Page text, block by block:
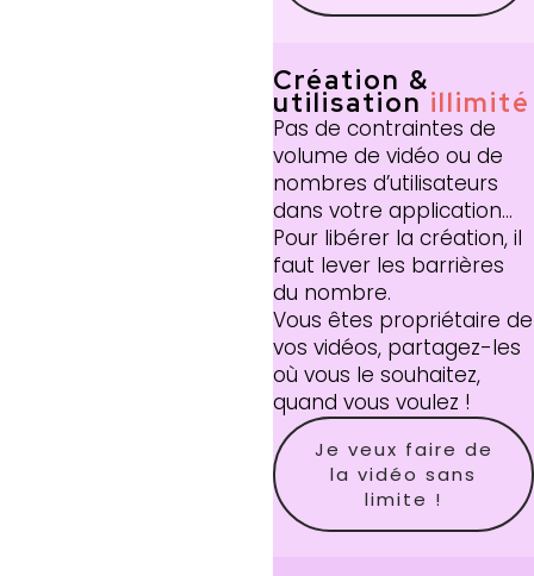
Création &
utilisation illimité
Pas de contraintes de
volume de vidéo ou de
nombres d’utilisateurs
dans votre application…
Pour libérer la création, il
faut lever les barrières
du nombre.
Vous êtes propriétaire de
vos vidéos, partagez-les
où vous le souhaitez,
quand vous voulez !
Je veux faire de
la vidéo sans
limite !